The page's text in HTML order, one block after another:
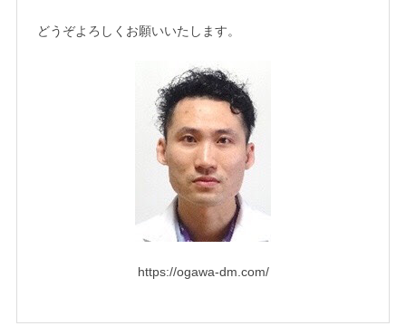
どうぞよろしくお願いいたします。
https://ogawa-dm.com/